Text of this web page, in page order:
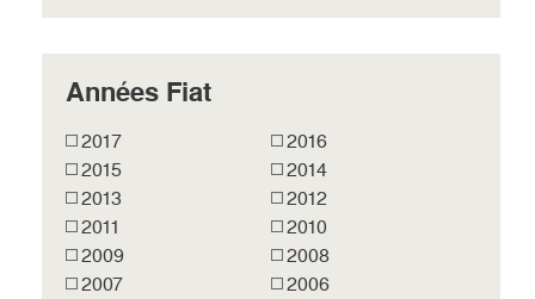
Années Fiat
2017
2016
2015
2014
2013
2012
2011
2010
2009
2008
2007
2006